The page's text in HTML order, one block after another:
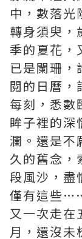
中，數落光
轉身須臾，
季的夏花，
已是闌珊，
閱的日曆，
每刻，悉數
眸子裡的深
瀾。還是不
久的舊念，
段風沙，盡
僅有這些
又一次走在
月，還沒未